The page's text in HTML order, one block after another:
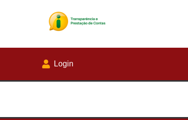
Login